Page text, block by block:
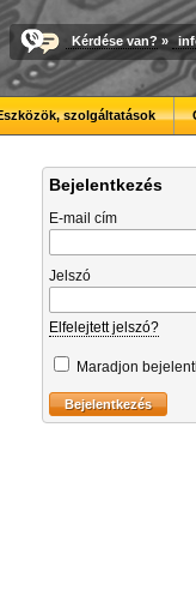
Kérdése van? »
szolgáltatások
Bejelentkezés
E-mail cím
Jelszó
Elfelejtett jelszó?
Maradjon